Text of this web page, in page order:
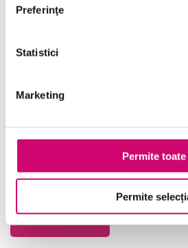
Preferinţe
Statistici
Marketing
Permite toate
Permite
Deplasarea și navigarea în Excel
33 minute Toate Nivelele